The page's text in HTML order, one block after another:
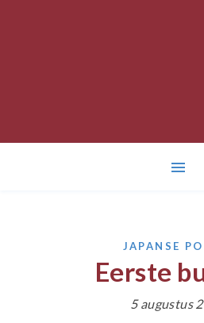
JAPANSE
Eerste
5 augustus